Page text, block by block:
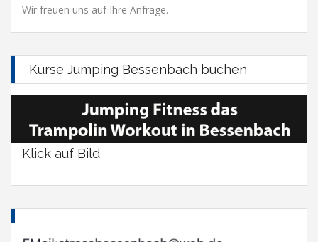
Wir freuen uns auf Ihre Anfrage.
Kurse Jumping Bessenbach buchen
Klick auf Bild